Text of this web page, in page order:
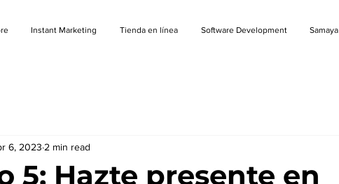
Instant Marketing Tienda en línea Software Development Samaya
5: Hazte presente en
6, 2023 2 min read